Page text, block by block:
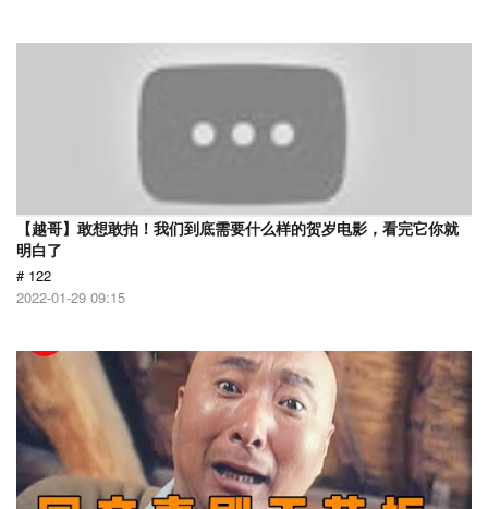
【越哥】敢想敢拍！我们到底需要什么样的贺岁电影，看完它你就
明白了
# 122
2022-01-29 09:15